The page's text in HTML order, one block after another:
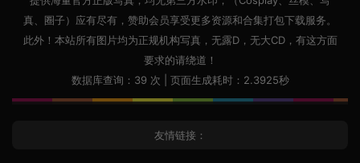
真、圈子）应有尽有，赞助会员享受更多资源和合集打包下载服务。
此外！本站所有图片均为正规机构写真，无露D，无大CD，有这方面
要求的请绕道！
数据库查询：39 次 | 页面生成耗时：2.3925秒
友情链接：